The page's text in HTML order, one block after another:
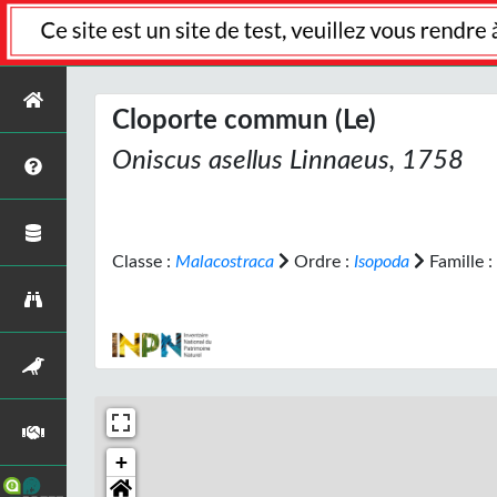
Cloporte commun (Le)
Oniscus asellus Linnaeus, 1758
Classe : Malacostraca Ordre : Isopoda Famille :
+